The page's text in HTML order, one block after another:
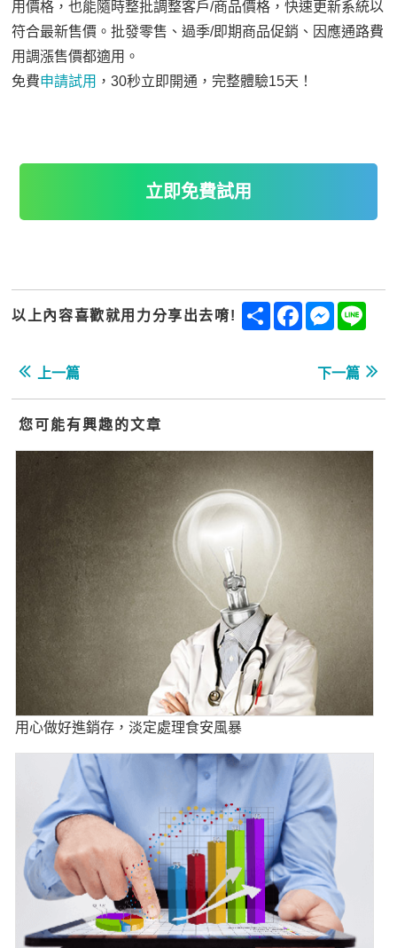
用價格，也能隨時整批調整客戶/商品價格，快速更新系統以
符合最新售價。批發零售、過季/即期商品促銷、因應通路費
用調漲售價都適用。
免費申請試用 ，30秒立即開通，完整體驗15天！
立即免費試用
以上內容喜歡就用力分享出去唷! ShareFacebook
上一篇 下一篇
您可能有興趣的文章
用心做好進銷存，淡定處理食安風暴